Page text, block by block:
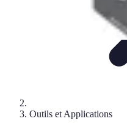
Outils et Applications